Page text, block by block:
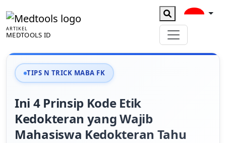
ARTIKEL
MEDTOOLS ID
TIPS N TRICK MABA FK
Ini 4 Prinsip Kode Etik
Kedokteran yang Wajib
Mahasiswa Kedokteran Tahu